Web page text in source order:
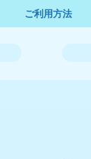
ご利用方法